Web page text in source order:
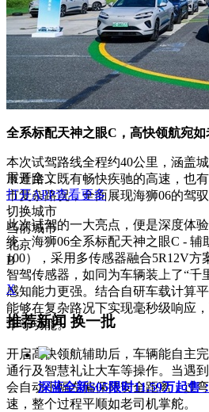
全系标配天神之眼C，高快领航宛如
本次试驾路线全程约40公里，涵盖
市道路，既有畅快疾驰的高速，也
市复杂路况，全面展现海狮06的驾驭
此次试驾的一大亮点，便是深度体
统。海狮06全系标配天神之眼C - 辅
100），采用多传感器融合5R12V方
智驾传感器，如同为车辆装上了“千
感知能力更强。结合自研车载计算
能够在复杂路况下实现毫秒级响应
车等功能。
开启高快领航辅助后，车辆能自主
通行及智慧礼让大车等操作。当遇
会自动小幅左偏保持安全距离，过
速，整个过程平顺如老司机掌舵。
展开全文
打开APP查看更多
切换城市
当前城市
北京
B
X
推荐新闻 换一批
深蓝全新S05限时11.59万起售